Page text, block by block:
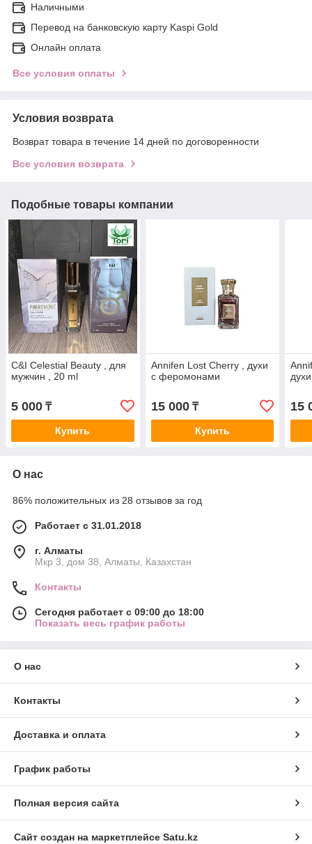
Наличными
Перевод на банковскую карту Kaspi Gold
Онлайн оплата
Все условия оплаты
Условия возврата
Возврат товара в течение 14 дней по договоренности
Все условия возврата
Подобные товары компании
C&I Celestial Beauty , для
мужчин , 20 ml
5 000 ₸
Купить
Annifen Lost Cherry , духи
с феромонами
15 000₸
Купить
15
О нас
86% положительных из 28 отзывов за год
Работает с 31.01.2018
г. Алматы
Мкр 3, дом 38, Алматы, Казахстан
Контакты
Сегодня работает с 09:00 до 18:00
Показать весь график работы
О нас
Контакты
Доставка и оплата
График работы
Полная версия сайта
Сайт создан на маркетплейсе Satu.kz